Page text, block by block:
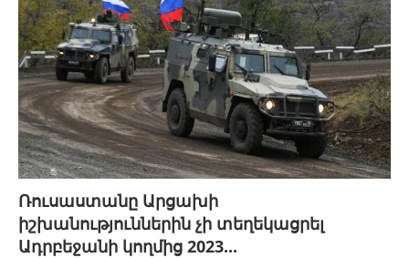
Ռուսաստանը Արցախի
իշխանություններին չի տեղեկացրել
Ադրբեջանի կողմից 2023...